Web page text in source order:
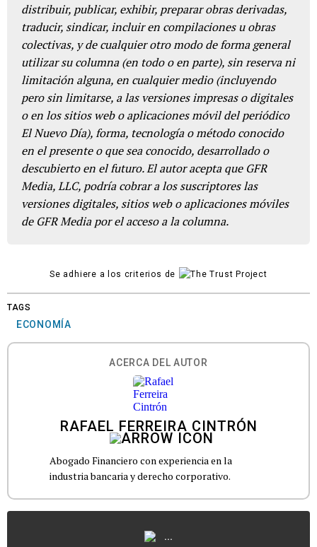
distribuir, publicar, exhibir, preparar obras derivadas,
traducir, sindicar, incluir en compilaciones u obras
colectivas, y de cualquier otro modo de forma general
utilizar su columna (en todo o en parte), sin reserva ni
limitación alguna, en cualquier medio (incluyendo
pero sin limitarse, a las versiones impresas o digitales
o en los sitios web o aplicaciones móvil del periódico
El Nuevo Día), forma, tecnología o método conocido
en el presente o que sea conocido, desarrollado o
descubierto en el futuro. El autor acepta que GFR
Media, LLC, podría cobrar a los suscriptores las
versiones digitales, sitios web o aplicaciones móviles
de GFR Media por el acceso a la columna.
Se adhiere a los criterios de
TAGS
ECONOMÍA
ACERCA DEL AUTOR
RAFAEL FERREIRA CINTRÓN
Abogado Financiero con experiencia en la
industria bancaria y derecho corporativo.
...